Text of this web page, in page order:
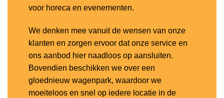
voor horeca en evenementen.
We denken mee vanuit de wensen van onze
klanten en zorgen ervoor dat onze service en
ons aanbod hier naadloos op aansluiten.
Bovendien beschikken we over een
gloednieuw wagenpark, waardoor we
moeiteloos en snel op iedere locatie in de